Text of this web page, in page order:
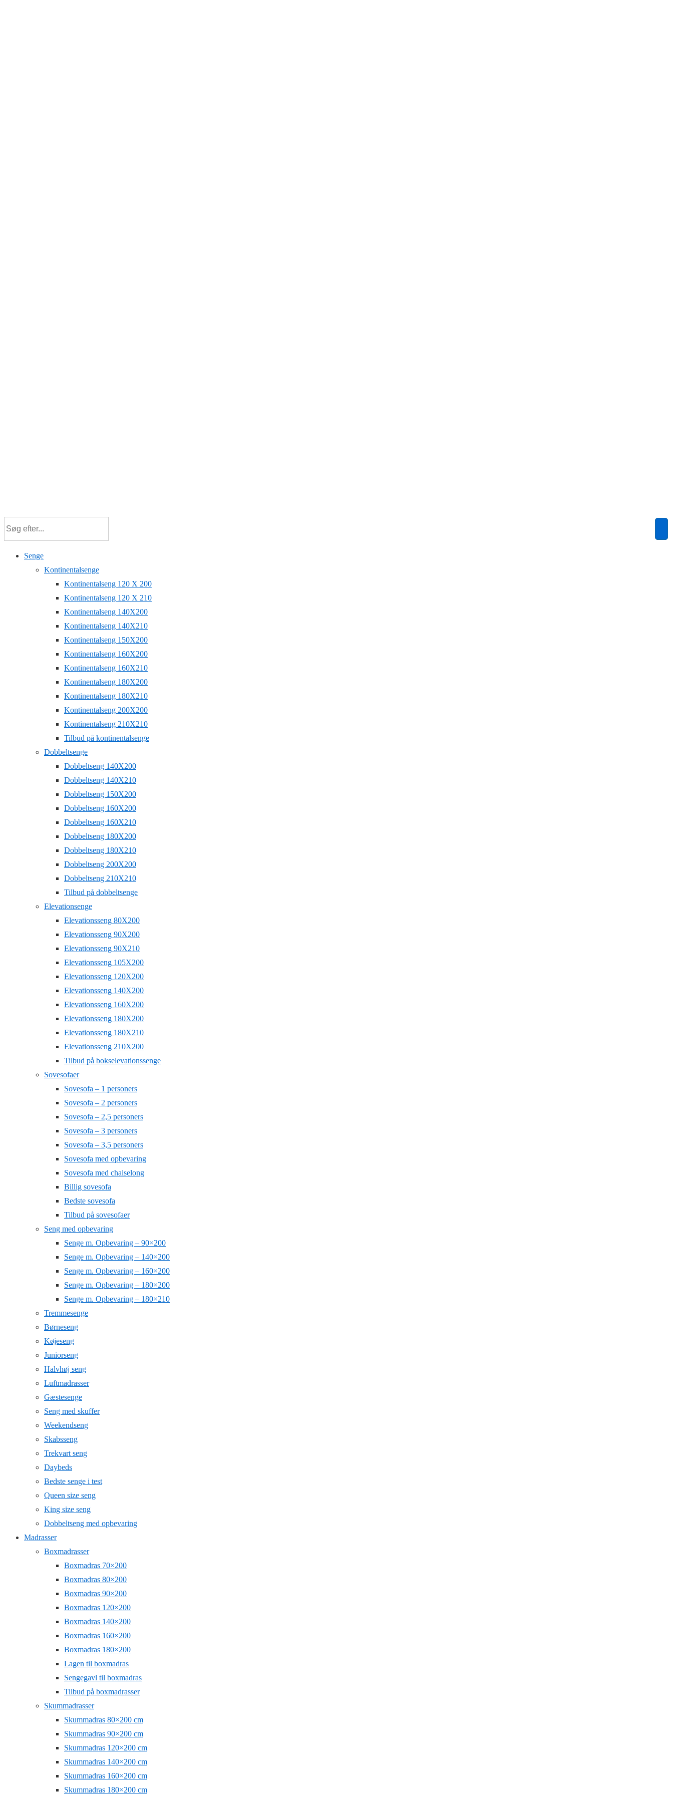
Senge
Kontinentalsenge
Kontinentalseng 120 X 200
Kontinentalseng 120 X 210
Kontinentalseng 140X200
Kontinentalseng 140X210
Kontinentalseng 150X200
Kontinentalseng 160X200
Kontinentalseng 160X210
Kontinentalseng 180X200
Kontinentalseng 180X210
Kontinentalseng 200X200
Kontinentalseng 210X210
Tilbud på kontinentalsenge
Dobbeltsenge
Dobbeltseng 140X200
Dobbeltseng 140X210
Dobbeltseng 150X200
Dobbeltseng 160X200
Dobbeltseng 160X210
Dobbeltseng 180X200
Dobbeltseng 180X210
Dobbeltseng 200X200
Dobbeltseng 210X210
Tilbud på dobbeltsenge
Elevationsenge
Elevationsseng 80X200
Elevationsseng 90X200
Elevationsseng 90X210
Elevationsseng 105X200
Elevationsseng 120X200
Elevationsseng 140X200
Elevationsseng 160X200
Elevationsseng 180X200
Elevationsseng 180X210
Elevationsseng 210X200
Tilbud på bokselevationssenge
Sovesofaer
Sovesofa – 1 personers
Sovesofa – 2 personers
Sovesofa – 2,5 personers
Sovesofa – 3 personers
Sovesofa – 3,5 personers
Sovesofa med opbevaring
Sovesofa med chaiselong
Billig sovesofa
Bedste sovesofa
Tilbud på sovesofaer
Seng med opbevaring
Senge m. Opbevaring – 90×200
Senge m. Opbevaring – 140×200
Senge m. Opbevaring – 160×200
Senge m. Opbevaring – 180×200
Senge m. Opbevaring – 180×210
Tremmesenge
Børneseng
Køjeseng
Juniorseng
Halvhøj seng
Luftmadrasser
Gæstesenge
Seng med skuffer
Weekendseng
Skabsseng
Trekvart seng
Daybeds
Bedste senge i test
Queen size seng
King size seng
Dobbeltseng med opbevaring
Madrasser
Boxmadrasser
Boxmadras 70×200
Boxmadras 80×200
Boxmadras 90×200
Boxmadras 120×200
Boxmadras 140×200
Boxmadras 160×200
Boxmadras 180×200
Lagen til boxmadras
Sengegavl til boxmadras
Tilbud på boxmadrasser
Skummadrasser
Skummadras 80×200 cm
Skummadras 90×200 cm
Skummadras 120×200 cm
Skummadras 140×200 cm
Skummadras 160×200 cm
Skummadras 180×200 cm